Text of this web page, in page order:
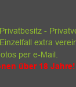
-
extra
per e-Mail.
über 18 Jahre!